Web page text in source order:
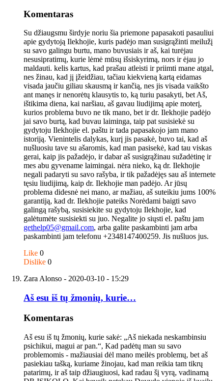
Komentaras
Su džiaugsmu širdyje noriu šia priemone papasakoti pasauliui
apie gydytoją Ilekhojie, kuris padėjo man susigrąžinti meilužį
su savo galingu burtu, mano buvusiais ir aš, kai turėjau
nesusipratimų, kurie lėmė mūsų išsiskyrimą, nors ir ėjau jo
maldauti. kelis kartus, kad prašau atleisti ir priimti mane atgal,
nes žinau, kad jį įžeidžiau, tačiau kiekvieną kartą eidamas
visada jaučiu giliau skausmą ir kančią, nes jis visada vaikšto
ant manęs ir nenorėtų klausytis to, ką turiu pasakyti, bet Aš,
ištikima diena, kai naršiau, aš gavau liudijimą apie moterį,
kurios problema buvo ne tik mano, bet ir dr. Ilekhojie padėjo
jai savo burtą, kad buvau laiminga, taip pat susisiekė su
gydytoju Ilekhojie el. paštu ir tada papasakojo jam mano
istoriją. Vienintelis dalykas, kurį jis pasakė, buvo tai, kad aš
nušluosiu tave su ašaromis, kad man pasisekė, kad tau viskas
gerai, kaip jis pažadėjo, ir dabar aš susigrąžinau sužadėtinę ir
mes abu gyvename laimingai. nėra nieko, ką dr. Ilekhojie
negali padaryti su savo rašyba, ir tik pažadėjęs sau aš internete
tęsiu liudijimą, kaip dr. Ilekhojie man padėjo. Ar jūsų
problema didesnė nei mano, ar mažiau, aš suteikiu jums 100%
garantiją, kad dr. Ilekhojie pateiks Norėdami baigti savo
galingą rašybą, susisiekite su gydytoju Ilekhojie, kad
galėtumėte susisiekti su juo. Negalite jo siųsti el. paštu jam
gethelp05@gmail.com, arba galite paskambinti jam arba
paskambinti jam telefonu +2348147400259. Jis nušluos jus.
Like 0
Dislike 0
Zara Alonso - 2020-03-10 - 15:29
Aš esu iš tų žmonių, kurie…
Komentaras
Aš esu iš tų žmonių, kurie sakė: „Aš niekada neskambinsiu
psichikui, magui ar pan.“, Kad padėtų man su savo
problemomis - mažiausiai dėl mano meilės problemų, bet aš
pasiekiau tašką, kuriame žinojau, kad man reikia tam tikrų
patarimų, ir aš taip džiaugiuosi, kad radau šį vyrą, vadinamą